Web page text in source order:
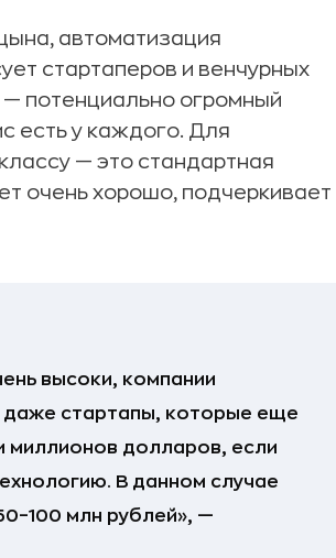
автоматизация
стартаперов и венчурных
потенциально огромный
есть у каждого. Для
— это стандартная
очень хорошо, подчеркивает
высоки, компании
даже стартапы, которые еще
миллионов долларов, если
В данном случае
млн рублей», —